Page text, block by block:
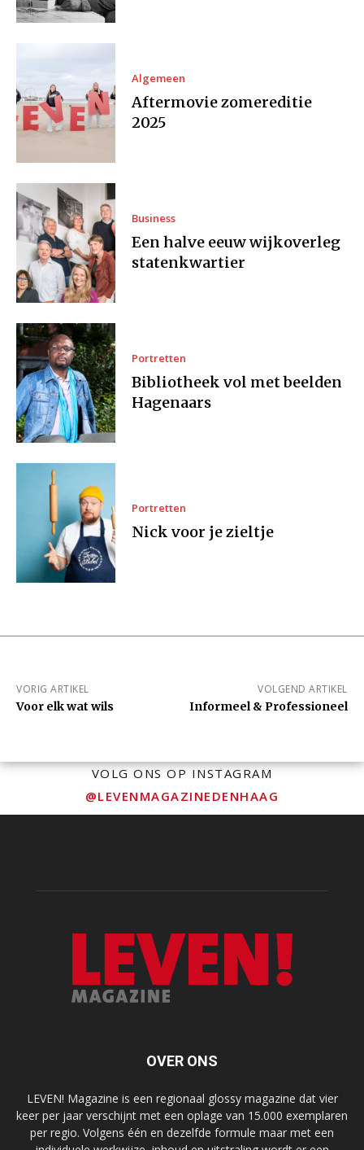
Algemeen
Aftermovie zomereditie
2025
Business
Een halve eeuw wijkoverleg
statenkwartier
Portretten
Bibliotheek vol met beelden
Hagenaars
Portretten
Nick voor je zieltje
VORIG ARTIKEL
Voor elk wat wils
VOLGEND ARTIKEL
Informeel & Professioneel
VOLG ONS OP INSTAGRAM
@LEVENMAGAZINEDENHAAG
OVER ONS
LEVEN! Magazine is een regionaal glossy magazine dat vier
keer per jaar verschijnt met een oplage van 15.000 exemplaren
per regio. Volgens één en dezelfde formule maar met een